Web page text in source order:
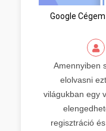
Google
Amennyiben
elolvasni
világukban egy
regisztráció